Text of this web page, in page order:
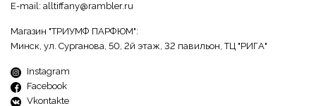
E-mail: alltiffany@rambler.ru
Магазин "ТРИУМФ ПАРФЮМ":
Минск, ул. Сурганова, 50, 2й этаж, 32 павильон, ТЦ "РИГА"
Instagram
Facebook
Vkontakte